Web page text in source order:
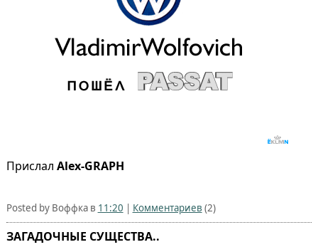
Прислал Alex-GRAPH
Posted by Воффка в 11:20 | Комментариев (2)
ЗАГАДОЧНЫЕ СУЩЕСТВА..